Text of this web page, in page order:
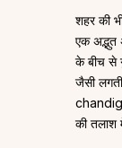
शहर की
एक अद्भुत
के बीच से
जैसी
की तलाश